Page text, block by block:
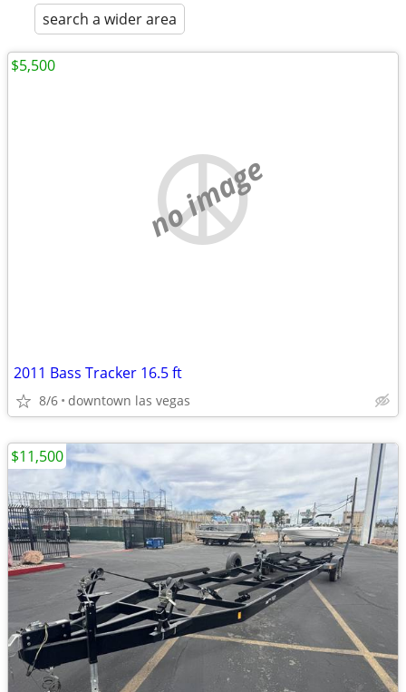
search a wider area
no image
2011 Bass Tracker 16.5 ft
8/6 downtown las vegas
$5,500
$11,500